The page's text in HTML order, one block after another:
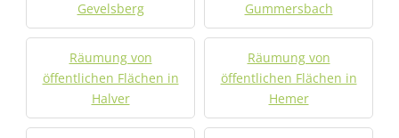
Gevelsberg
Gummersbach
Räumung von
öffentlichen Flächen in
Halver
Räumung von
öffentlichen Flächen in
Hemer